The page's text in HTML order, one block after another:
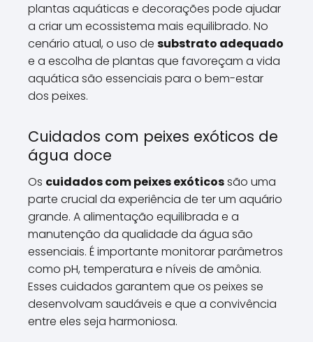
plantas aquáticas e decorações pode ajudar
a criar um ecossistema mais equilibrado. No
cenário atual, o uso de substrato adequado
e a escolha de plantas que favoreçam a vida
aquática são essenciais para o bem-estar
dos peixes.
Cuidados com peixes exóticos de
água doce
Os cuidados com peixes exóticossão uma
parte crucial da experiência de ter um aquário
grande. A alimentação equilibrada e a
manutenção da qualidade da água são
essenciais. É importante monitorar parâmetros
como pH, temperatura e níveis de amônia.
Esses cuidados garantem que os peixes se
desenvolvam saudáveis e que a convivência
entre eles seja harmoniosa.